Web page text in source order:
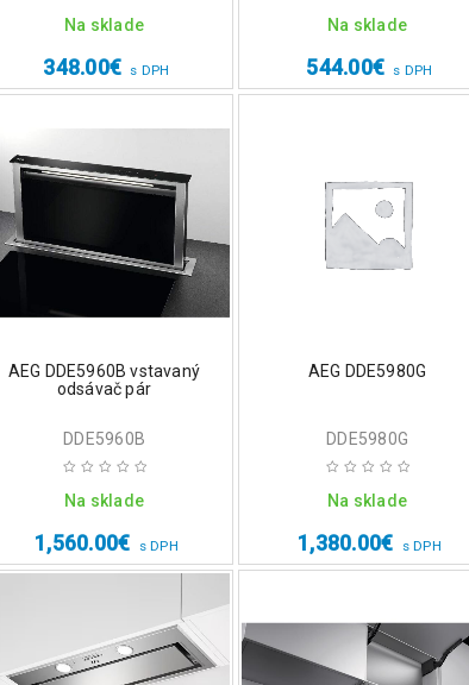
Na sklade
348.00€ s DPH
Na sklade
544.00€ s DPH
AEG DDE5960B vstavaný
odsávač pár
DDE5960B
Na sklade
1,560.00€ s DPH
AEG DDE5980G
DDE5980G
Na sklade
1,380.00€ s DPH